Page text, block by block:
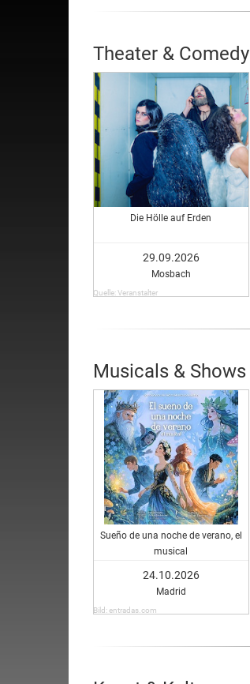
Theater & Comedy
Die Hölle auf Erden
29.09.2026
Mosbach
Quelle: Veranstalter
Musicals & Shows
Sueño de una noche de verano, el
musical
24.10.2026
Madrid
Bild: entradas.com